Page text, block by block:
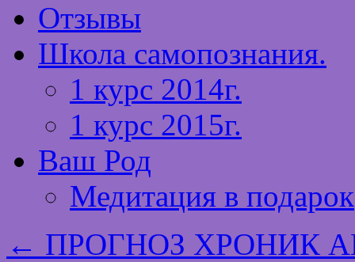
Отзывы
Школа самопознания.
1 курс 2014г.
1 курс 2015г.
Ваш Род
Медитация в подарок
← ПРОГНОЗ ХРОНИК